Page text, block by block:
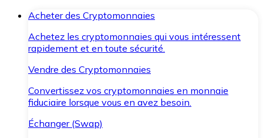
Acheter des Cryptomonnaies
Achetez les cryptomonnaies qui vous intéressent
rapidement et en toute sécurité.
Vendre des Cryptomonnaies
Convertissez vos cryptomonnaies en monnaie
fiduciaire lorsque vous en avez besoin.
Échanger (Swap)